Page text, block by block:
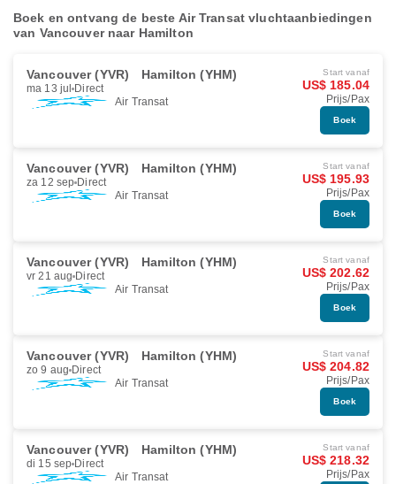
Boek en ontvang de beste Air Transat vluchtaanbiedingen
van Vancouver naar Hamilton
Vancouver (YVR) Hamilton (YHM)
ma 13 jul Direct
Air Transat
Start vanaf
US$ 185.04
Prijs/Pax
Boek
Vancouver (YVR) Hamilton (YHM)
za 12 sep Direct
Air Transat
Start vanaf
US$ 195.93
Prijs/Pax
Boek
Vancouver (YVR) Hamilton (YHM)
vr 21 aug Direct
Air Transat
Start vanaf
US$ 202.62
Prijs/Pax
Boek
Vancouver (YVR) Hamilton (YHM)
zo 9 aug Direct
Air Transat
Start vanaf
US$ 204.82
Prijs/Pax
Boek
Vancouver (YVR) Hamilton (YHM)
di 15 sep Direct
Air Transat
Start vanaf
US$ 218.32
Prijs/Pax